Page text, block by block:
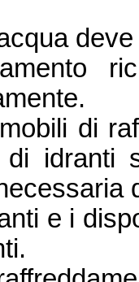
di
idranti
e i